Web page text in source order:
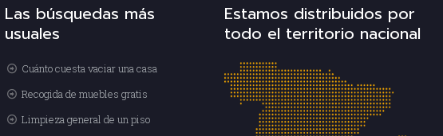
Las búsquedas más
usuales
Cuánto cuesta vaciar una casa
Recogida de muebles gratis
Limpieza general de un piso
Estamos distribuidos por
todo el territorio nacional